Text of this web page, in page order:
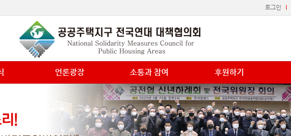
로그인
언론광장 소통과 참여 후원하기